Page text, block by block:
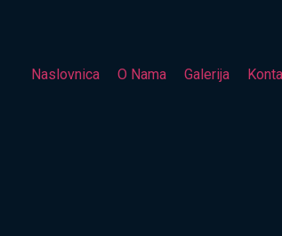
Naslovnica O Nama Galerija